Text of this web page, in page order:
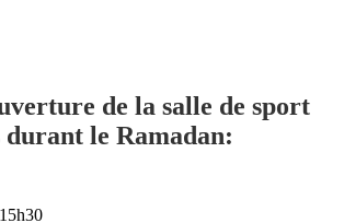
de la salle de sport
le Ramadan: